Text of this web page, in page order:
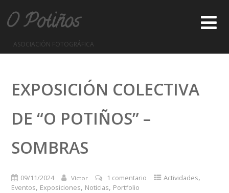
O Potiños
ASOCIACIÓN FOTOGRÁFICA
EXPOSICIÓN COLECTIVA
DE “O POTIÑOS” –
SOMBRAS
09/11/2024 Victor 1 comentario Actividades,
Eventos, Exposiciones, Noticias, Portfolio